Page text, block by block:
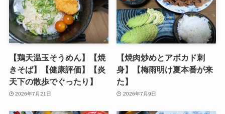
【鶏天温玉そうめん】【焼
きそば】【健康評価】【炎
天下の散歩でぐったり】
2026年7月21日
【焼肉炒めとアボカド刺
身】【梅雨明け夏本番が来
た】
2026年7月9日